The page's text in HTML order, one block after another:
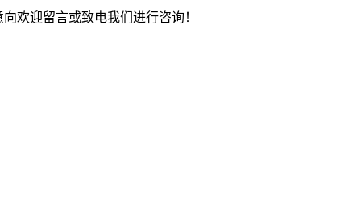
欢迎留言或致电我们进行咨询！